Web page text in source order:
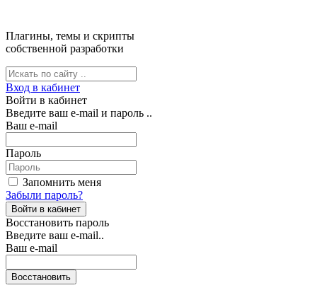
Плагины, темы и скрипты
собственной разработки
Вход в кабинет
Войти в кабинет
Введите ваш e-mail и пароль ..
Ваш e-mail
Пароль
Запомнить меня
Забыли пароль?
Восстановить пароль
Введите ваш e-mail..
Ваш e-mail